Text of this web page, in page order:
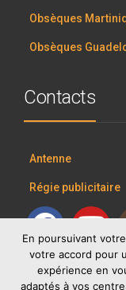
Obsèques
Obsèques
Contacts
Antenne
Régie publicitaire
En poursuivant
votre accord pour
expérience en
adaptés à vos